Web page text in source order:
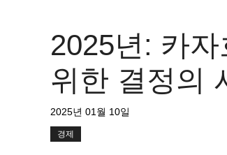
2025년: 카
위한 결정의
2025년 01월 10일
경제